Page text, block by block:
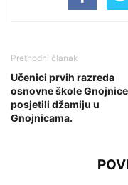
Prethodni članak
Učenici prvih razreda
osnovne škole Gnojnice
posjetili džamiju u
Gnojnicama.